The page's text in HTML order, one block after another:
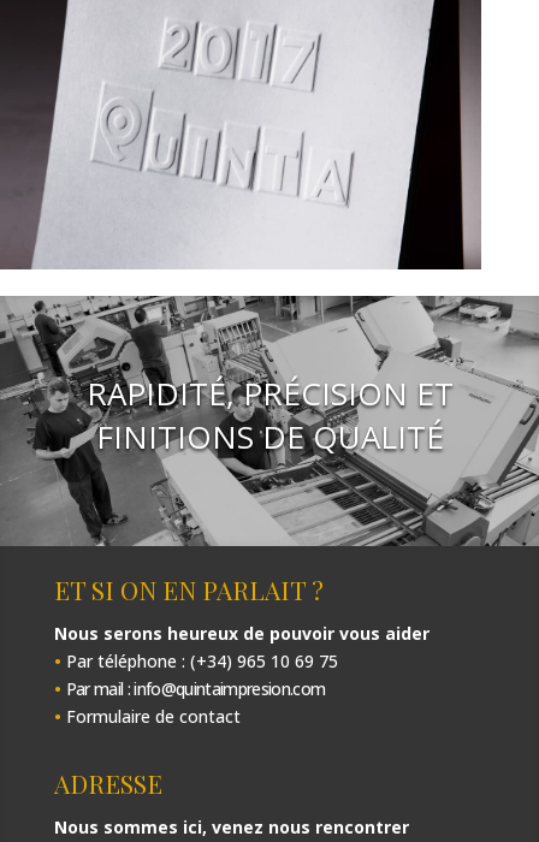
RAPIDITÉ, PRÉCISION ET
FINITIONS DE QUALITÉ
ET SI ON EN PARLAIT ?
Nous serons heureux de pouvoir vous aider
• Par téléphone : (+34) 965 10 69 75
• Par mail : info@quintaimpresion.com
• Formulaire de contact
ADRESSE
Nous sommes ici, venez nous rencontrer